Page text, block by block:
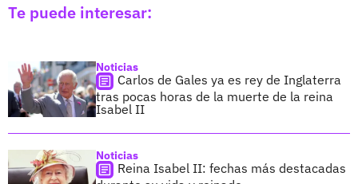
Te puede interesar:
Noticias
Carlos de Gales ya es rey de Inglaterra
tras pocas horas de la muerte de la reina
Isabel II
Noticias
Reina Isabel II: fechas más destacadas